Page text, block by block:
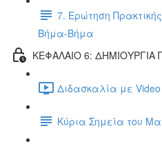
7. Ερώτηση
Βήμα-Βήμα
ΚΕΦΑΛΑΙΟ 6: ΔΗΜΙΟΥΡΓΙΑ
Διδασκαλία με Video
Κύρια Σημεία του